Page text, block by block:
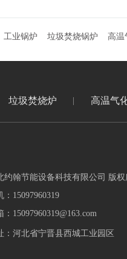
工业锅炉 垃圾焚烧锅炉 高温
垃圾焚烧炉 高温气
约翰节能设备科技有限公司 版权
：15097960319
：15097960319@163.com
：河北省宁晋县西城工业园区